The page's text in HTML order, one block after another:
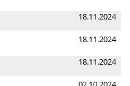
18.11.2024
18.11.2024
18.11.2024